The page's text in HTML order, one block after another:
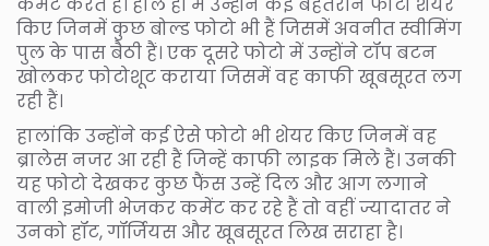
किए जिनमें कुछ बोल्ड फोटो भी हैं जिसमें अवनीत स्वीमिंग
पुल के पास बैठी हैं। एक दूसरे फोटो में उन्होंने टॉप बटन
खोलकर फोटोशूट कराया जिसमें वह काफी खूबसूरत लग
रही हैं।
हालांकि उन्होंने कई ऐसे फोटो भी शेयर किए जिनमें वह
ब्रालेस नजर आ रही हैं जिन्हें काफी लाइक मिले हैं। उनकी
यह फोटो देखकर कुछ फैंस उन्हें दिल और आग लगाने
वाली इमोजी भेजकर कमेंट कर रहे हैं तो वहीं ज्यादातर ने
उनको हॉट, गॉर्जियस और खूबसूरत लिख सराहा है।